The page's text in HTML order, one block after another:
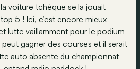
voiture tchèque se la jouait
5 ! Ici, c’est encore mieux
lutte vaillamment pour le podium
gagner des courses et il serait
auto absente du championnat